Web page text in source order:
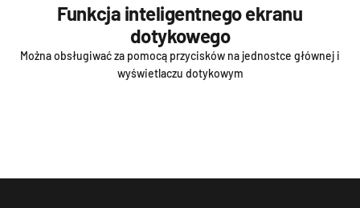
Funkcja inteligentnego ekranu
dotykowego
Można obsługiwać za pomocą przycisków na jednostce głównej i
wyświetlaczu dotykowym